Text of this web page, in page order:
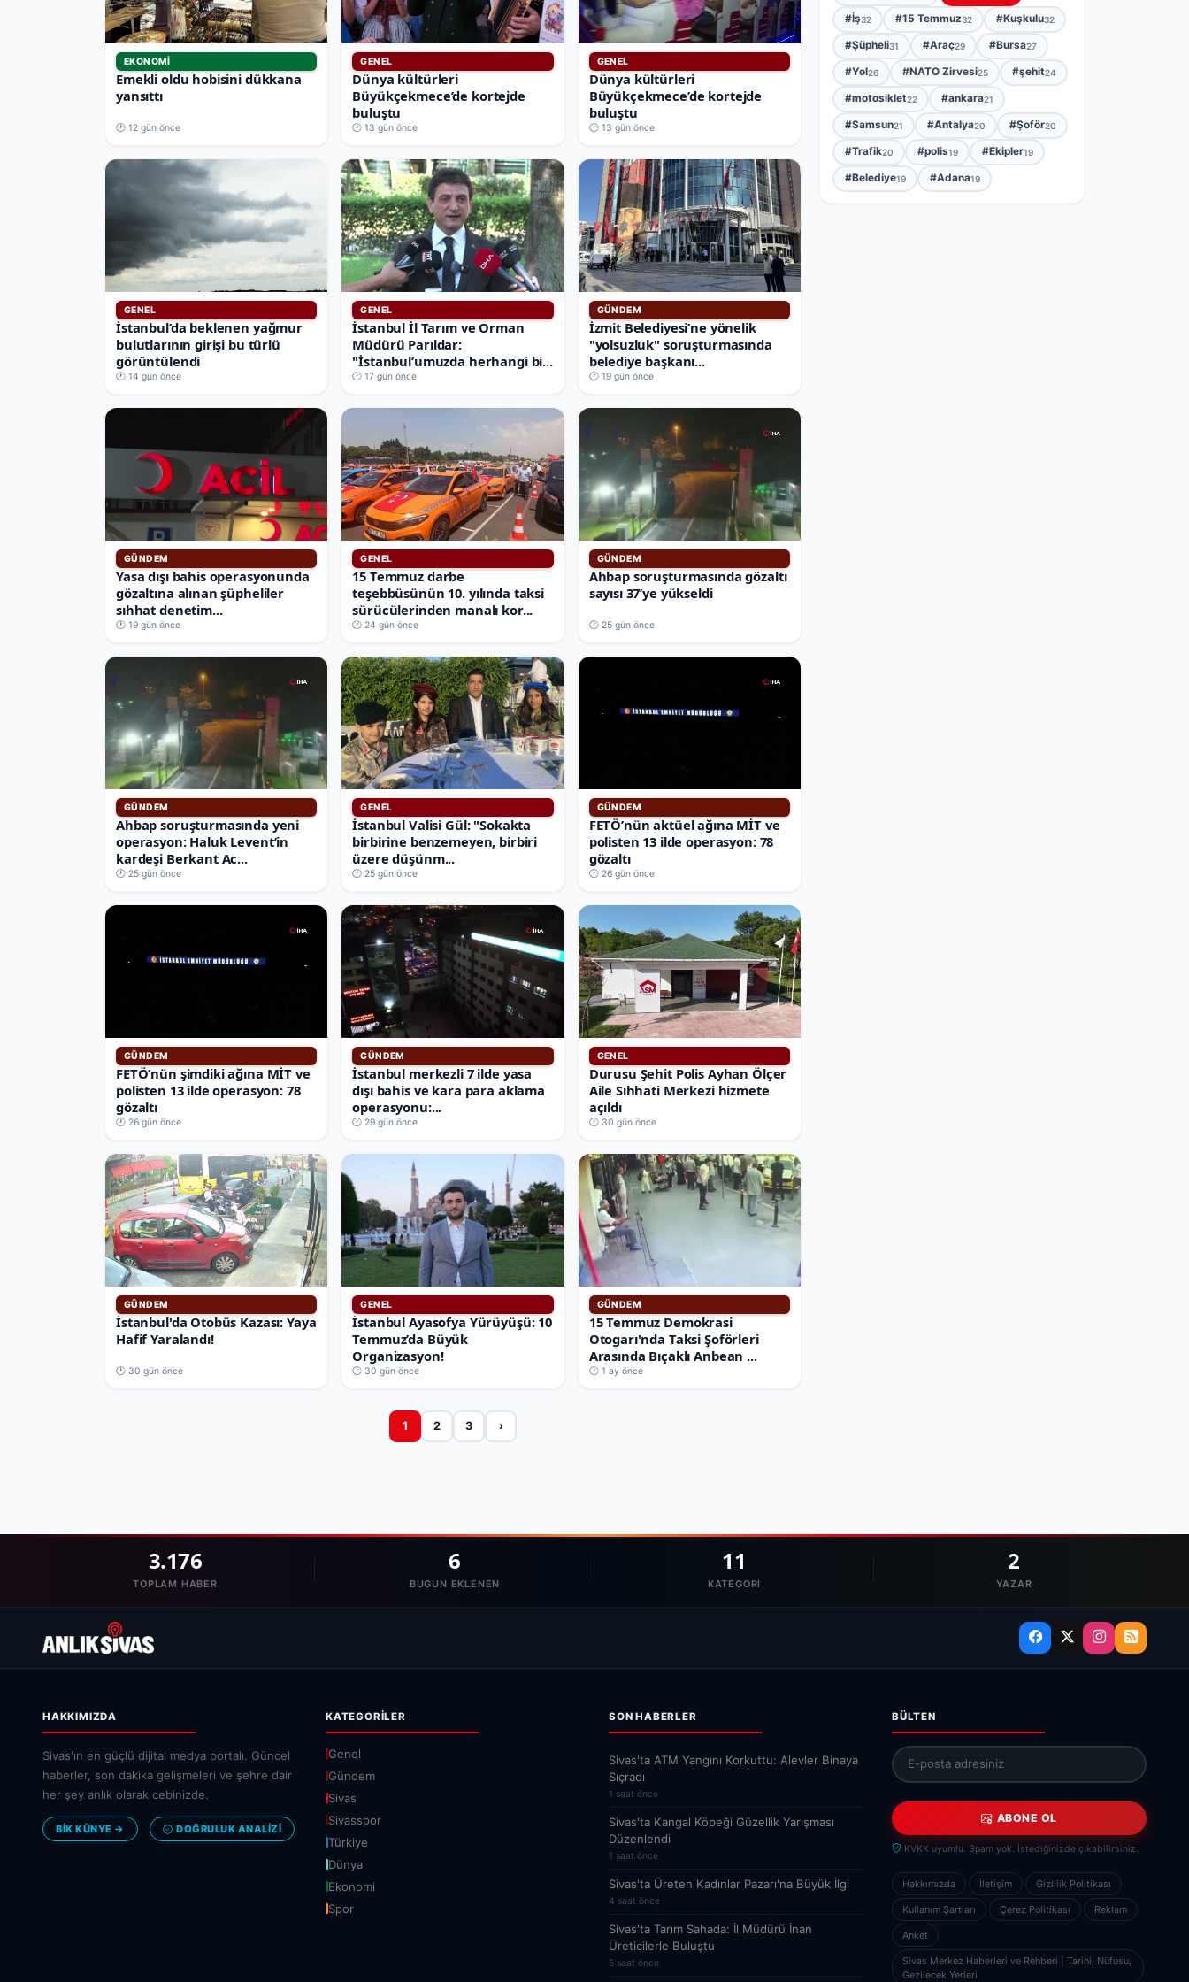
EKONOMI
Emekli oldu hobisini dükkana
yansıttı
🕐 12 gün önce
GENEL
Dünya kültürleri
Büyükçekmece’de kortejde
buluştu
🕐 13 gün önce
GENEL
Dünya kültürleri
Büyükçekmece’de kortejde
buluştu
🕐 13 gün önce
GENEL
İstanbul’da beklenen yağmur
bulutlarının girişi bu türlü
görüntülendi
🕐 14 gün önce
GENEL
İstanbul İl Tarım ve Orman
Müdürü Parıldar:
"İstanbul’umuzda herhangi bi...
🕐 17 gün önce
GÜNDEM
İzmit Belediyesi’ne yönelik
"yolsuzluk" soruşturmasında
belediye başkanı...
🕐 19 gün önce
GÜNDEM
Yasa dışı bahis operasyonunda
gözaltına alınan şüpheliler
sıhhat denetim...
🕐 19 gün önce
GENEL
15 Temmuz darbe
teşebbüsünün 10. yılında taksi
sürücülerinden manalı kor...
🕐 24 gün önce
GÜNDEM
Ahbap soruşturmasında gözaltı
sayısı 37’ye yükseldi
🕐 25 gün önce
GÜNDEM
Ahbap soruşturmasında yeni
operasyon: Haluk Levent’in
kardeşi Berkant Ac...
🕐 25 gün önce
GENEL
İstanbul Valisi Gül: "Sokakta
birbirine benzemeyen, birbiri
üzere düşünm...
🕐 25 gün önce
GÜNDEM
FETÖ’nün aktüel ağına MİT ve
polisten 13 ilde operasyon: 78
gözaltı
🕐 26 gün önce
GÜNDEM
FETÖ’nün şimdiki ağına MİT ve
polisten 13 ilde operasyon: 78
gözaltı
🕐 26 gün önce
GÜNDEM
İstanbul merkezli 7 ilde yasa
dışı bahis ve kara para aklama
operasyonu:...
🕐 29 gün önce
GENEL
Durusu Şehit Polis Ayhan Ölçer
Aile Sıhhati Merkezi hizmete
açıldı
🕐 30 gün önce
GÜNDEM
İstanbul'da Otobüs Kazası: Yaya
Hafif Yaralandı!
🕐 30 gün önce
GENEL
İstanbul Ayasofya Yürüyüşü: 10
Temmuz’da Büyük
Organizasyon!
🕐 30 gün önce
GÜNDEM
15 Temmuz Demokrasi
Otogarı'nda Taksi Şoförleri
Arasında Bıçaklı Anbean ...
🕐 1 ay önce
1 2 3 ›
#İş32 #15 Temmuz32 #Kuşkulu32
#Şüpheli31 #Araç29 #Bursa27
#Yol26 #NATO Zirvesi25 #şehit24
#motosiklet22 #ankara21
#Samsun21 #Antalya20 #Şoför20
#Trafik20 #polis19 #Ekipler19
#Belediye19 #Adana19
3.176
TOPLAM HABER
6
BUGÜN EKLENEN
11
KATEGORI
2
YAZAR
HAKKIMIZDA
Sivas'ın en güçlü dijital medya portalı. Güncel
haberler, son dakika gelişmeleri ve şehre dair
her şey anlık olarak cebinizde.
BİK KÜNYE → DOĞRULUK ANALIZI
KATEGORILER
Genel
Gündem
Sivas
Sivasspor
Türkiye
Dünya
Ekonomi
Spor
SON HABERLER
Sivas'ta ATM Yangını Korkuttu: Alevler Binaya
Sıçradı
1 saat önce
Sivas'ta Kangal Köpeği Güzellik Yarışması
Düzenlendi
1 saat önce
Sivas'ta Üreten Kadınlar Pazarı'na Büyük İlgi
4 saat önce
Sivas'ta Tarım Sahada: İl Müdürü İnan
Üreticilerle Buluştu
5 saat önce
BÜLTEN
ABONE OL
KVKK uyumlu. Spam yok. İstediğinizde çıkabilirsiniz.
Hakkımızda İletişim Gizlilik Politikası
Kullanım Şartları Çerez Politikası Reklam
Anket
Sivas Merkez Haberleri ve Rehberi | Tarihi, Nüfusu,
Gezilecek Yerleri